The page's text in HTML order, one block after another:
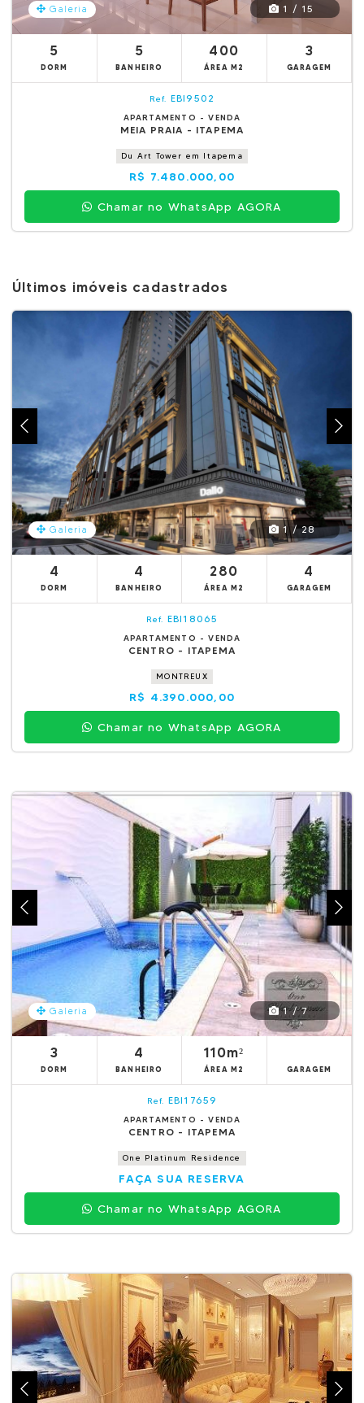
Galeria 1 / 15
5
DORM
5
BANHEIRO
400
ÁREA M2
3
GARAGEM
Ref. EBI9502
APARTAMENTO - VENDA
MEIA PRAIA - ITAPEMA
Du Art Tower em Itapema
R$ 7.480.000,00
Chamar no WhatsApp AGORA
Últimos imóveis cadastrados
Galeria 1 / 28
4
DORM
4
BANHEIRO
280
ÁREA M2
4
GARAGEM
Ref. EBI18065
APARTAMENTO - VENDA
CENTRO - ITAPEMA
MONTREUX
R$ 4.390.000,00
Chamar no WhatsApp AGORA
Galeria 1 / 7
3
DORM
4
BANHEIRO
110m²
ÁREA M2 GARAGEM
Ref. EBI17659
APARTAMENTO - VENDA
CENTRO - ITAPEMA
One Platinum Residence
FAÇA SUA RESERVA
Chamar no WhatsApp AGORA